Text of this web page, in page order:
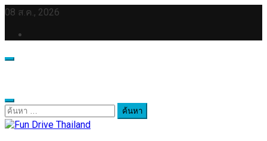
Skip
content
08 ส.ค., 2026
ค้นหา
สำหรับ: